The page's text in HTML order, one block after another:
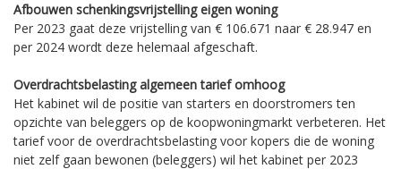
Afbouwen schenkingsvrijstelling eigen woning
Per 2023 gaat deze vrijstelling van € 106.671 naar € 28.947 en
per 2024 wordt deze helemaal afgeschaft.
Overdrachtsbelasting algemeen tarief omhoog
Het kabinet wil de positie van starters en doorstromers ten
opzichte van beleggers op de koopwoningmarkt verbeteren. Het
tarief voor de overdrachtsbelasting voor kopers die de woning
niet zelf gaan bewonen (beleggers) wil het kabinet per 2023